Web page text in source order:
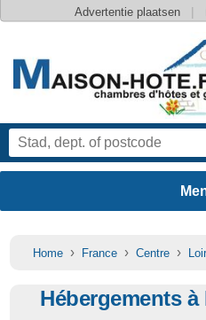
Advertentie plaatsen |
Home› France› Centre›
Hébergements